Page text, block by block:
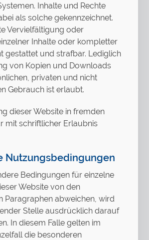
Inhalte und Rechte
als solche gekennzeichnet.
Vervielfältigung oder
Inhalte oder kompletter
gestattet und strafbar. Lediglich
von Kopien und Downloads
privaten und nicht
Gebrauch ist erlaubt.
dieser Website in fremden
mit schriftlicher Erlaubnis
Nutzungsbedingungen
Bedingungen für einzelne
Website von den
Paragraphen abweichen, wird
Stelle ausdrücklich darauf
In diesem Falle gelten im
die besonderen